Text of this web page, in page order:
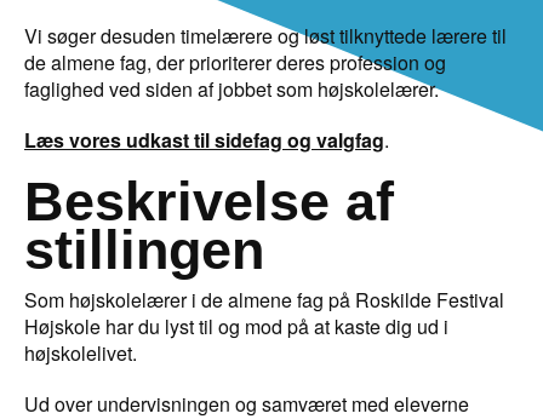
Vi søger desuden timelærere og løst tilknyttede lærere til
de almene fag, der prioriterer deres profession og
faglighed ved siden af jobbet som højskolelærer.
Læs vores udkast til sidefag og valgfag.
Beskrivelse af
stillingen
Som højskolelærer i de almene fag på Roskilde Festival
Højskole har du lyst til og mod på at kaste dig ud i
højskolelivet.
Ud over undervisningen og samværet med eleverne